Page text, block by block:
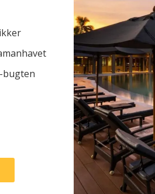
bugten